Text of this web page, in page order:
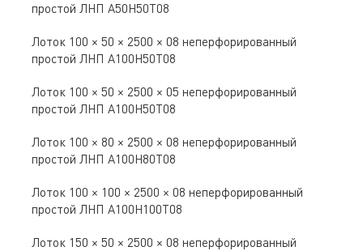
простой ЛНП A50Н50Т08
Лоток 100 × 50 × 2500 × 08 неперфорированный
простой ЛНП A100Н50Т08
Лоток 100 × 50 × 2500 × 05 неперфорированный
простой ЛНП A100Н50Т08
Лоток 100 × 80 × 2500 × 08 неперфорированный
простой ЛНП A100Н80Т08
Лоток 100 × 100 × 2500 × 08 неперфорированный
простой ЛНП A100Н100Т08
Лоток 150 × 50 × 2500 × 08 неперфорированный